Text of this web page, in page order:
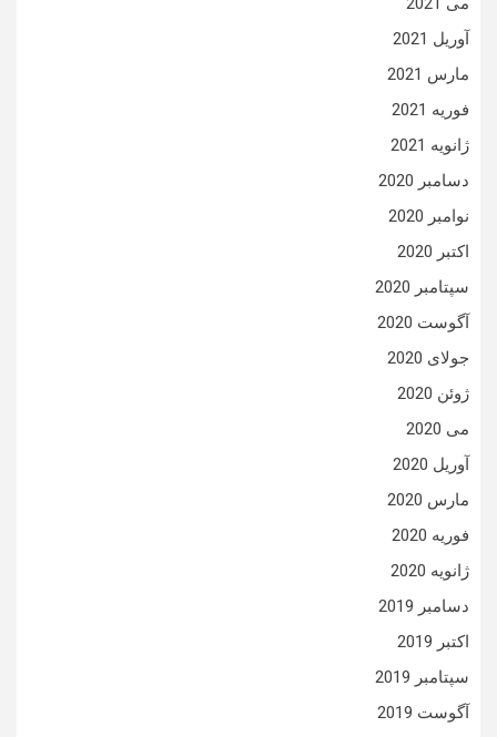
آوریل 2021
مارس 2021
فوریه 2021
ژانویه 2021
دسامبر 2020
نوامبر 2020
اکتبر 2020
سپتامبر 2020
آگوست 2020
جولای 2020
ژوئن 2020
می 2020
آوریل 2020
مارس 2020
فوریه 2020
ژانویه 2020
دسامبر 2019
اکتبر 2019
سپتامبر 2019
آگوست 2019